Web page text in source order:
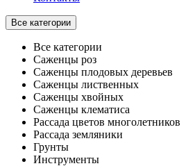
Все категории
Все категории
Саженцы роз
Саженцы плодовых деревьев
Саженцы лиственных
Саженцы хвойных
Саженцы клематиса
Рассада цветов многолетников
Рассада земляники
Грунты
Инструменты